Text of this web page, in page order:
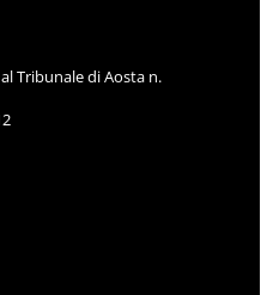
Tribunale di Aosta n.